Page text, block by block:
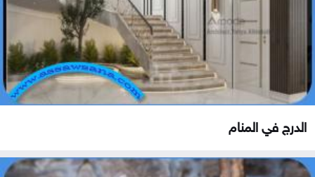
الدرج في المنام